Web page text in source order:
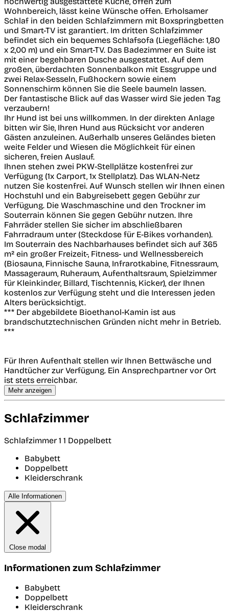
Wohnbereich, lässt keine Wünsche offen. Erholsamer
Schlaf in den beiden Schlafzimmern mit Boxspringbetten
und Smart-TV ist garantiert. Im dritten Schlafzimmer
befindet sich ein bequemes Schlafsofa (Liegefläche: 1,80
x 2,00 m) und ein Smart-TV. Das Badezimmer en Suite ist
mit einer begehbaren Dusche ausgestattet. Auf dem
großen, überdachten Sonnenbalkon mit Essgruppe und
zwei Relax-Sesseln, Fußhockern sowie einem
Sonnenschirm können Sie die Seele baumeln lassen.
Der fantastische Blick auf das Wasser wird Sie jeden Tag
verzaubern!
Ihr Hund ist bei uns willkommen. In der direkten Anlage
bitten wir Sie, Ihren Hund aus Rücksicht vor anderen
Gästen anzuleinen. Außerhalb unseres Geländes bieten
weite Felder und Wiesen die Möglichkeit für einen
sicheren, freien Auslauf.
Ihnen stehen zwei PKW-Stellplätze kostenfrei zur
Verfügung (1x Carport, 1x Stellplatz). Das WLAN-Netz
nutzen Sie kostenfrei. Auf Wunsch stellen wir Ihnen einen
Hochstuhl und ein Babyreisebett gegen Gebühr zur
Verfügung. Die Waschmaschine und den Trockner im
Souterrain können Sie gegen Gebühr nutzen. Ihre
Fahrräder stellen Sie sicher im abschließbaren
Fahrradraum unter (Steckdose für E-Bikes vorhanden).
Im Souterrain des Nachbarhauses befindet sich auf 365
m² ein großer Freizeit-, Fitness- und Wellnessbereich
(Biosauna, Finnische Sauna, Infrarotkabine, Fitnessraum,
Massageraum, Ruheraum, Aufenthaltsraum, Spielzimmer
für Kleinkinder, Billard, Tischtennis, Kicker), der Ihnen
kostenlos zur Verfügung steht und die Interessen jeden
Alters berücksichtigt.
*** Der abgebildete Bioethanol-Kamin ist aus
brandschutztechnischen Gründen nicht mehr in Betrieb.
***
Für Ihren Aufenthalt stellen wir Ihnen Bettwäsche und
Handtücher zur Verfügung. Ein Ansprechpartner vor Ort
ist stets erreichbar.
Mehr anzeigen
Schlafzimmer
Schlafzimmer 1 1 Doppelbett
Babybett
Doppelbett
Kleiderschrank
Alle Informationen
Close modal
Informationen zum Schlafzimmer
Babybett
Doppelbett
Kleiderschrank